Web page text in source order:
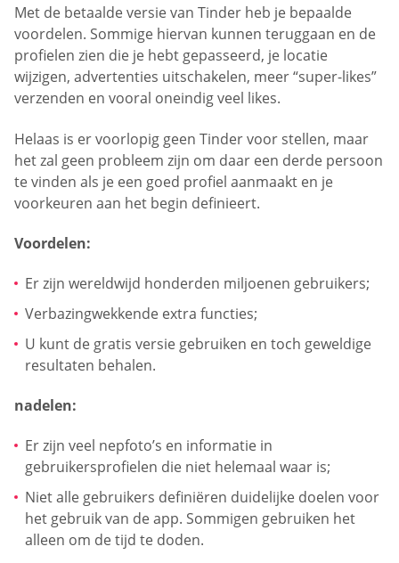
Met de betaalde versie van Tinder heb je bepaalde
voordelen. Sommige hiervan kunnen teruggaan en de
profielen zien die je hebt gepasseerd, je locatie
wijzigen, advertenties uitschakelen, meer “super-likes”
verzenden en vooral oneindig veel likes.
Helaas is er voorlopig geen Tinder voor stellen, maar
het zal geen probleem zijn om daar een derde persoon
te vinden als je een goed profiel aanmaakt en je
voorkeuren aan het begin definieert.
Voordelen:
Er zijn wereldwijd honderden miljoenen gebruikers;
Verbazingwekkende extra functies;
U kunt de gratis versie gebruiken en toch geweldige
resultaten behalen.
nadelen:
Er zijn veel nepfoto’s en informatie in
gebruikersprofielen die niet helemaal waar is;
Niet alle gebruikers definiëren duidelijke doelen voor
het gebruik van de app. Sommigen gebruiken het
alleen om de tijd te doden.